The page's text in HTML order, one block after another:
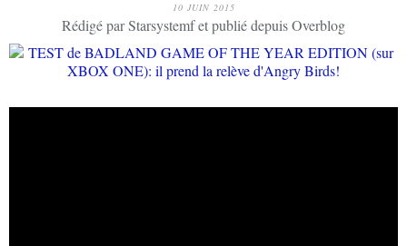
10 JUIN 2015
Rédigé par Starsystemf et publié depuis Overblog